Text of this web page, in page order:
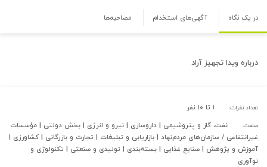
در یک نگاه آگهی‌های استخدام مصاحبه‌ها
درباره ویدا تجهیز آراد
تعداد نفرات: ۱ تا ۱۰ نفر
صنعت:
نفت، گاز و پتروشیمی | داروسازی | نیرو و انرژی | بخش دولتی | مؤسسات
غیرانتفاعی / سازمان‌های مردم‌نهاد | بازاریابی و تبلیغات | تجارت و بازرگانی | کشاورزی |
آموزش و پژوهش | صنایع غذایی | بسته‌بندی | تولیدی و صنعتی | تکنولوژی و
نوآوری